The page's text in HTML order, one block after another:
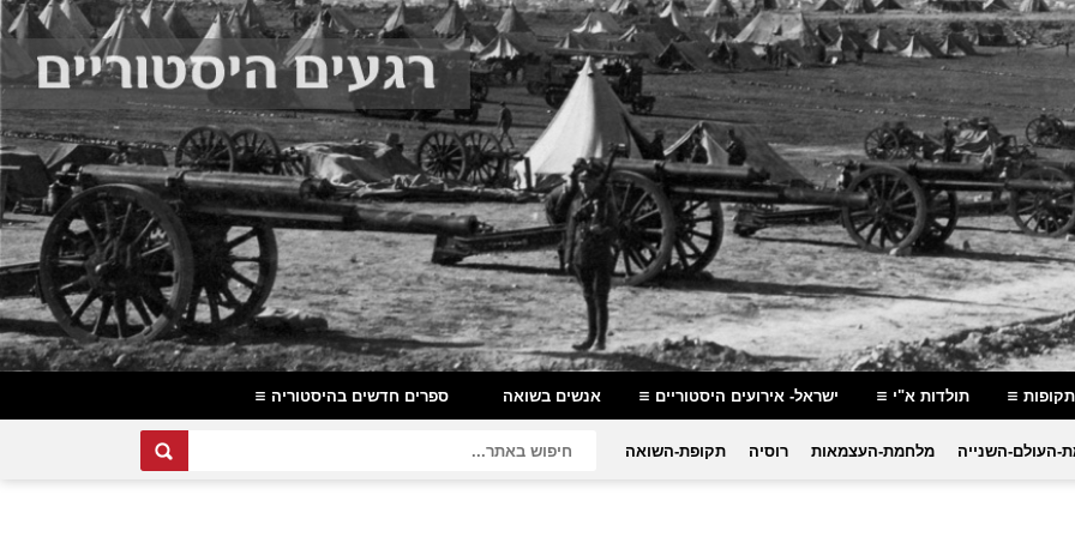
תקופות תולדות א"י ישראל- אירועים היסטוריים אנשים בשואה ספרים חדשים בהיסטוריה
העולם-השנייה מלחמת-העצמאות רוסיה תקופת-השואה